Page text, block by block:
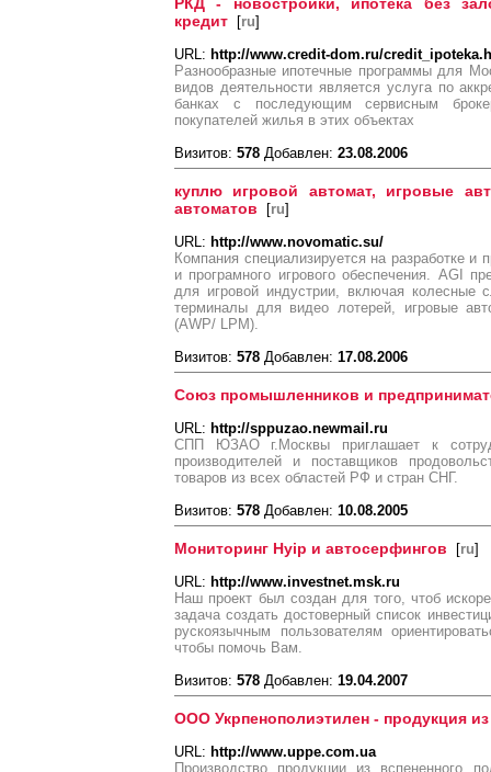
кредит [ru]
URL: http://www.credit-dom.ru/
Разнообразные ипотечные программы для
видов деятельности является услуга по
банках с последующим сервисным
покупателей жилья в этих объектах
Визитов: 578 Добавлен: 23.08.2006
куплю игровой автомат, игровые
автоматов [ru]
URL: http://www.novomatic.su/
Компания специализируется на разработке и
и програмного игрового обеспечения. AGI
для игровой индустрии, включая колесные
терминалы для видео лотерей, игровые
(AWP/ LPM).
Визитов: 578 Добавлен: 17.08.2006
Союз промышленников и
URL: http://sppuzao.newmail.ru
CПП ЮЗАО г.Москвы приглашает к
производителей и поставщиков
товаров из всех областей РФ и стран СНГ.
Визитов: 578 Добавлен: 10.08.2005
Мониторинг Hyip и автосерфингов [ru]
URL: http://www.investnet.msk.ru
Наш проект был создан для того, чтоб
задача создать достоверный список
рускоязычным пользователям
чтобы помочь Вам.
Визитов: 578 Добавлен: 19.04.2007
ООО Укрпенополиэтилен - продукция
URL: http://www.uppe.com.ua
Производство продукции из вспененного